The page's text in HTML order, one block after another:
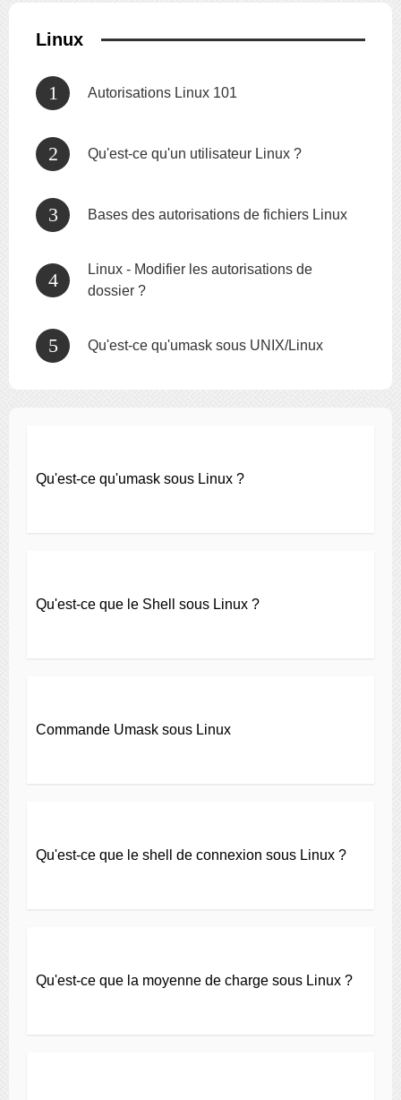
Linux
Autorisations Linux 101
Qu'est-ce qu'un utilisateur Linux ?
Bases des autorisations de fichiers Linux
Linux - Modifier les autorisations de
dossier ?
Qu'est-ce qu'umask sous UNIX/Linux
Qu'est-ce qu'umask sous Linux ?
Qu'est-ce que le Shell sous Linux ?
Commande Umask sous Linux
Qu'est-ce que le shell de connexion sous Linux ?
Qu'est-ce que la moyenne de charge sous Linux ?